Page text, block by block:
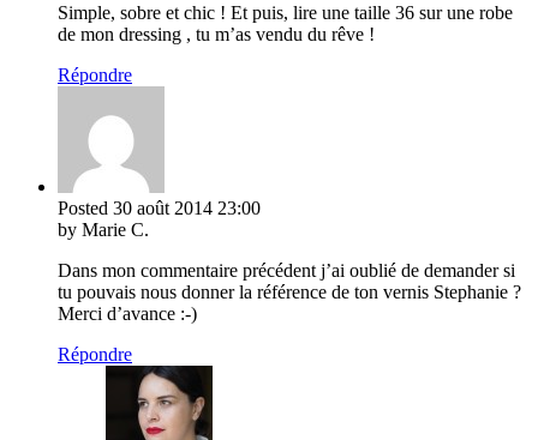
Simple, sobre et chic ! Et puis, lire une taille 36 sur une robe
de mon dressing , tu m’as vendu du rêve !
Répondre
Posted 30 août 2014 23:00
by Marie C.
Dans mon commentaire précédent j’ai oublié de demander si
tu pouvais nous donner la référence de ton vernis Stephanie ?
Merci d’avance :-)
Répondre